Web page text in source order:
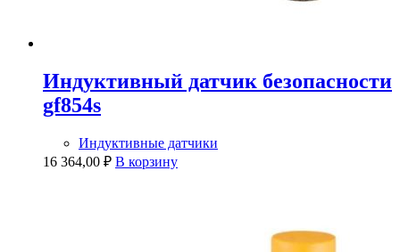
Индуктивный датчик безопасности
gf854s
Индуктивные датчики
16 364,00 ₽ В корзину